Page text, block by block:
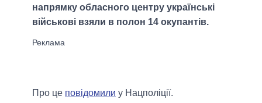
напрямку обласного центру українські
військові взяли в полон 14 окупантів.
Про це повідомили у Нацполіції.